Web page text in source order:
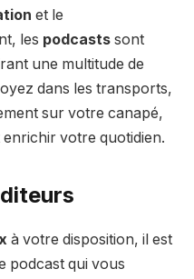
et le
les podcasts sont
une multitude de
dans les transports,
sur votre canapé,
votre quotidien.
à votre disposition, il est
podcast qui vous